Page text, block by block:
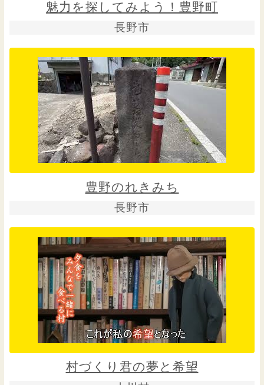
魅力を探してみよう！豊野町
長野市
豊野のれきみち
長野市
村づくり君の夢と希望